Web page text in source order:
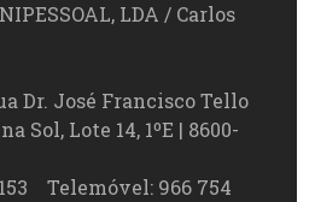
LDA / Carlos
Dr. José Francisco Tello
Sol, Lote 14, 1ºE | 8600-
Telemóvel: 966 754